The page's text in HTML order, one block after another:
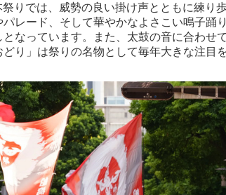
りでは、威勢の良い掛け声とともに練り
レード、そして華やかなよさこい鳴子踊
なっています。また、太鼓の音に合わせ
り」は祭りの名物として毎年大きな注目